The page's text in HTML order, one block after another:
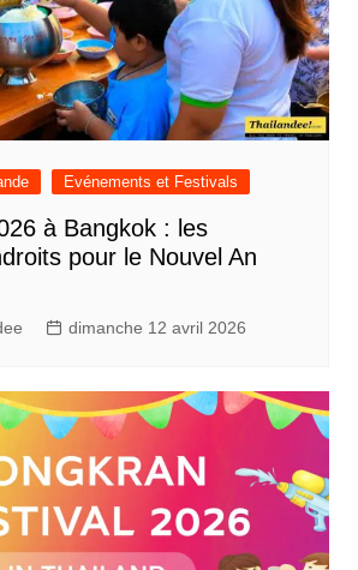
Evénements et Festivals
à Bangkok : les
pour le Nouvel An
dimanche 12 avril 2026